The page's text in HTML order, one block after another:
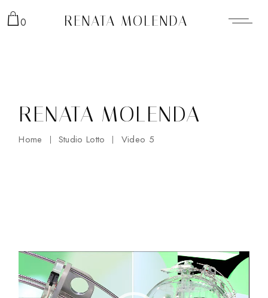
the 0 RENATA MOLENDA
RENATA MOLENDA
Home Studio Lotto Video 5
Odtwarzacz
video